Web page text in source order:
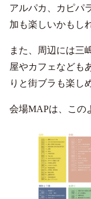
アルパカ、カピパ
加も楽しいかもし
また、周辺には三
屋やカフェなども
りと街ブラも楽し
会場MAPは、この